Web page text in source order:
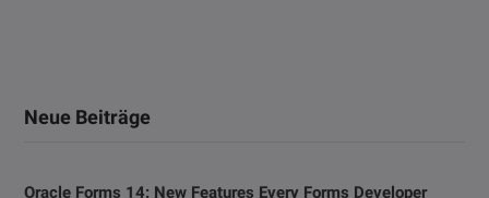
Neue Beiträge
Oracle Forms 14: New Features Every Forms Developer